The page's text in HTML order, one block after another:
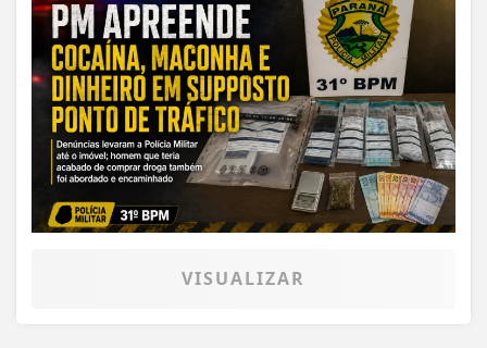
VISUALIZAR